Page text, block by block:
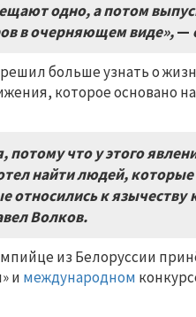
одно, а потом
в очерняющем виде»,—
больше узнать о
которое основано
что у этого
найти людей,
относились к язычеству
Волков.
из Белоруссии
и международном